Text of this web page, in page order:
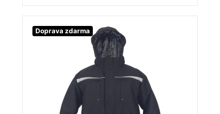
Doprava zdarma